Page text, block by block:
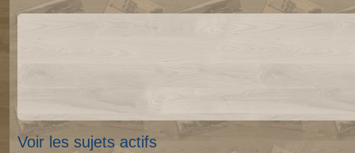
Voir les sujets actifs